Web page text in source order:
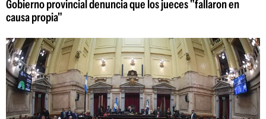
Gobierno provincial denuncia que los jueces "fallaron en
causa propia"